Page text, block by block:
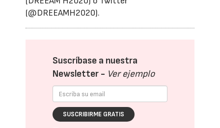
(@DREEAMH2020).
Suscríbase a nuestra
Newsletter - Ver ejemplo
SUSCRIBIRME GRATIS